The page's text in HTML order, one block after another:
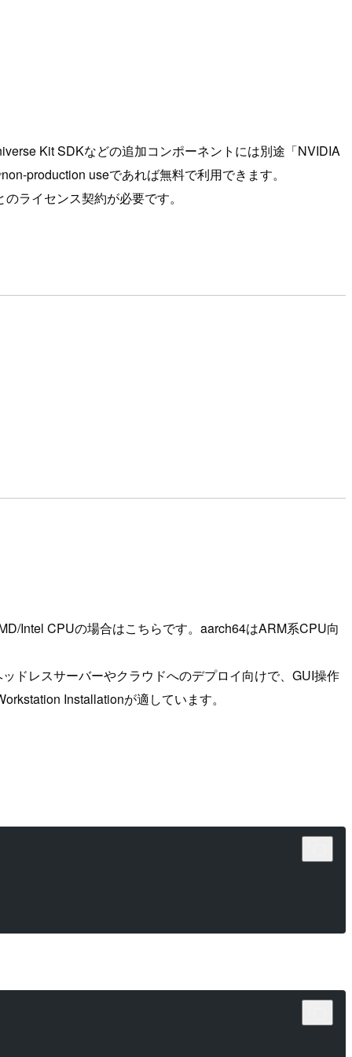
Kit SDKなどの追加コンポーネントには別途「NVIDIA
production useであれば無料で利用できます。
ライセンス契約が必要です。
Intel CPUの場合はこちらです。aarch64はARM系CPU向
ドレスサーバーやクラウドへのデプロイ向けで、GUI操作
Installationが適しています。